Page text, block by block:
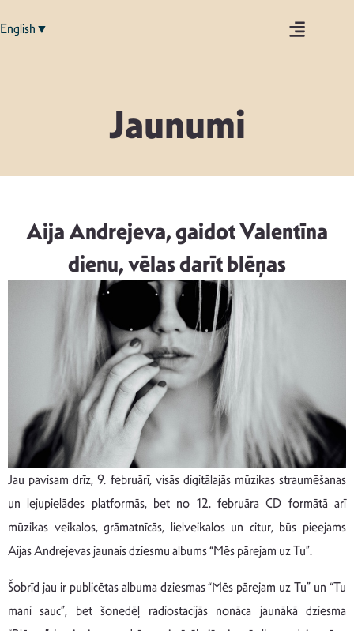
English▼
Jaunumi
Aija Andrejeva, gaidot Valentīna
dienu, vēlas darīt blēņas
Jau pavisam drīz, 9. februārī, visās digitālajās mūzikas straumēšanas
un lejupielādes platformās, bet no 12. februāra CD formātā arī
mūzikas veikalos, grāmatnīcās, lielveikalos un citur, būs pieejams
Aijas Andrejevas jaunais dziesmu albums “Mēs pārejam uz Tu”.
Šobrīd jau ir publicētas albuma dziesmas “Mēs pārejam uz Tu” un “Tu
mani sauc”, bet šonedēļ radiostacijās nonāca jaunākā dziesma